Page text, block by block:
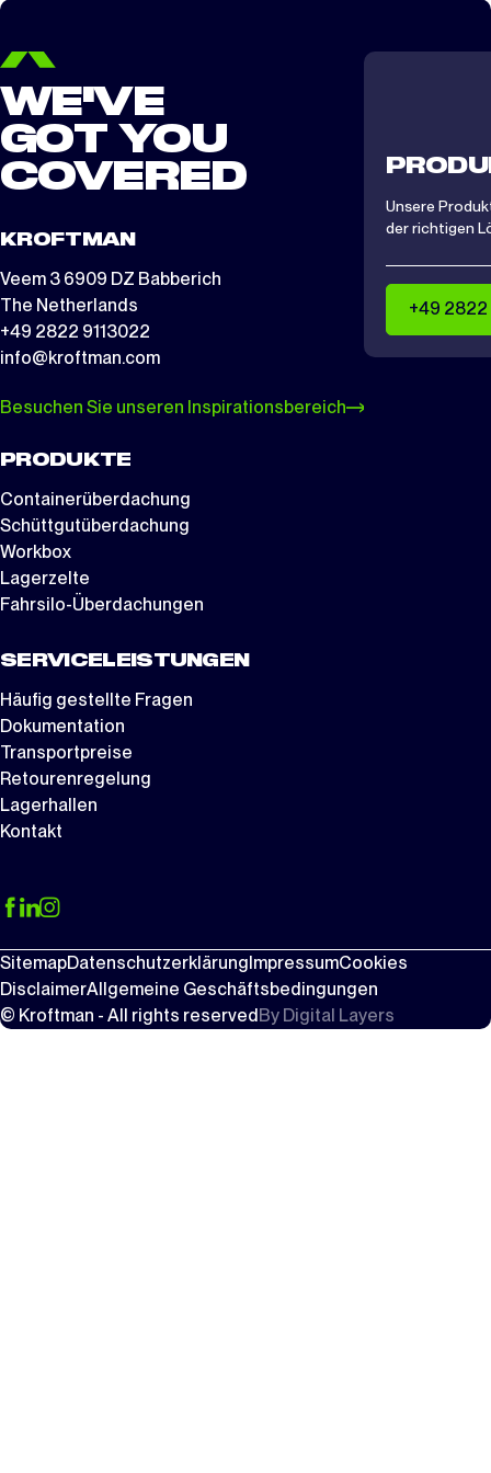
WE'VE
GOT YOU
COVERED
KROFTMAN
Veem 3 6909 DZ Babberich
The Netherlands
+49 2822 9113022
info@kroftman.com
Besuchen Sie unseren Inspirationsbereich
PRODUKTE
Containerüberdachung
Schüttgutüberdachung
Workbox
Lagerzelte
Fahrsilo-Überdachungen
SERVICELEISTUNGEN
Häufig gestellte Fragen
Dokumentation
Transportpreise
Retourenregelung
Lagerhallen
Kontakt
Unsere
der richtigen
+49 2822
SitemapDatenschutzerklärungImpressumCookies
DisclaimerAllgemeine Geschäftsbedingungen
© Kroftman - All rights reservedBy Digital Layers